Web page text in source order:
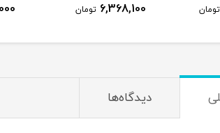
تومان 6,368,100 تومان
دیدگاه‌ها